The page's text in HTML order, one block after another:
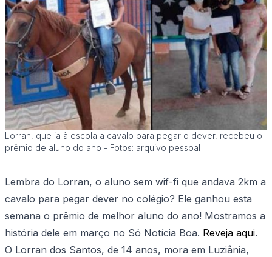
Lorran, que ia à escola a cavalo para pegar o dever, recebeu o
prêmio de aluno do ano - Fotos: arquivo pessoal
Lembra do Lorran, o aluno sem wif-fi que andava 2km a
cavalo para pegar dever no colégio? Ele ganhou esta
semana o prêmio de melhor aluno do ano! Mostramos a
história dele em março no Só Notícia Boa. Reveja aqui.
O Lorran dos Santos, de 14 anos, mora em Luziânia,